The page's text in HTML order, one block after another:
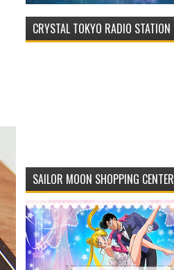
CRYSTAL TOKYO RADIO STATION
SAILOR MOON SHOPPING CENTER